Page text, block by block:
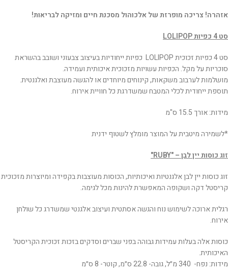
אזהרה! צריכה מופרזת של אלכוהול מסכנת חיים ומזיקה לבריאות!
סט 4 כפיות LOLIPOP
סט 4 כפיות זכוכית LOLIPOP כפיות ייחודיות בעיצוב צבעוני ושובב בהשראת
סוכריות על מקל. הכפיות עשויות מזכוכית איכותית ועמידה.
מושלמות לערבוב משקאות, קינוחים מיוחדים או להגשה מעוצבת ואלגנטית.
תוספת ייחודית לכלי המטבח שמשדרגת כל חוויית אירוח.
מידות: אורך 15.5 ס"מ
*לשמירה מיטבית על המוצר מומלץ לשטוף ידנית
זוג כוסות יין לבן – "RUBY"
זוג כוסות יין לבן אלגנטיות ואיכותיות, הכוסות מעוצבות בקפידה ומיוצרות מזכוכית
קריסטל דקה ושקופה המאפשרת להינות מכל לגימה.
רגלית ארוכה לשימוש נוח והגשה אסתטית ועיצוב אלגנטי שמשדרג כל שולחן
אירוח.
כוסות אלה בעלות עמידות גבוהה בפני שברים וסדקים בזכות זכוכית הקריסטל
האיכותית.
מידות: נפח- 340 מ״לֹ, גובה- 22.8 ס״מ, קוטר- 8 ס״מ